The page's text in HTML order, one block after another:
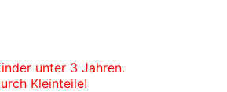
unter 3 Jahren.
Kleinteile!